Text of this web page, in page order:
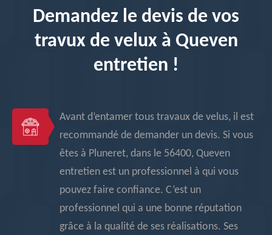
Demandez le devis de vos
travux de velux à Queven
entretien !
Avant d’entamer tous travaux de velus, il est
recommandé de demander un devis. Si vous
êtes à Pluneret, dans le 56400, Queven
entretien est un professionnel à qui vous
pouvez faire confiance. C’est un
professionnel qui a une bonne réputation
grâce à la qualité de ses réalisations. Ses